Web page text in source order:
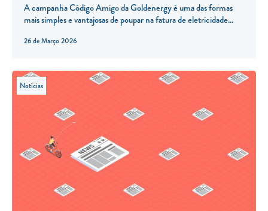
26 de Março 2026
A campanha Código Amigo da Goldenergy é uma das formas
mais simples e vantajosas de poupar na fatura de eletricidade...
Notícias